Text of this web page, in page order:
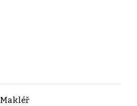
Makléř